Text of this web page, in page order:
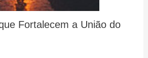
Fortalecem a União do